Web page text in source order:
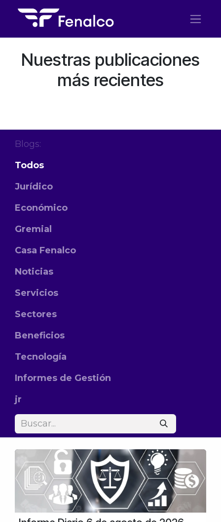
Nuestras publicaciones
más recientes
Blogs:
Todos
Jurídico
Económico
Gremial
Casa Fenalco
Noticias
Servicios
Sectores
Beneficios
Tecnología
Informes de Gestión
jr